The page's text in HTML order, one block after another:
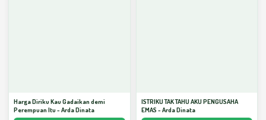
Harga Diriku Kau Gadaikan demi
Perempuan Itu - Arda Dinata
ISTRIKU TAK TAHU AKU PENGUSAHA
EMAS - Arda Dinata